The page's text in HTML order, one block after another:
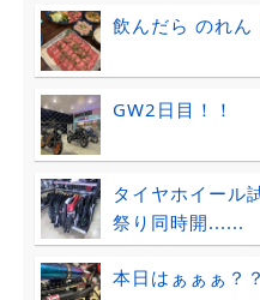
飲んだら のれん
GW2日目！！
タイヤホイール
祭り同時開......
本日はぁぁぁ？